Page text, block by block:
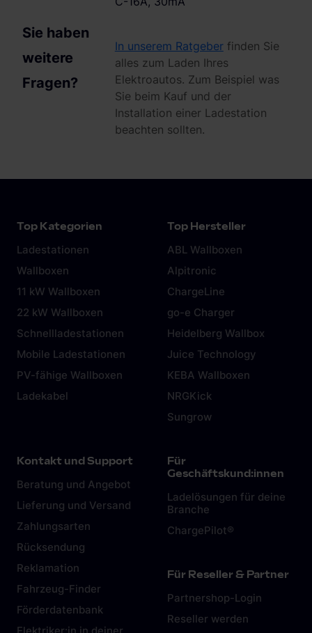
weiteren Daten zusammen, die du ihnen bereitgestellt
gesammelt haben. Weitere Informationen findest du in
unsererDatenschutzerklärung
und unserem
Sie haben
weitere
Fragen?
In unserem Ratgeberfinden Sie
alles zum Laden Ihres
Elektroautos. Zum Beispiel was
Sie beim Kauf und der
Installation einer Ladestation
beachten sollten.